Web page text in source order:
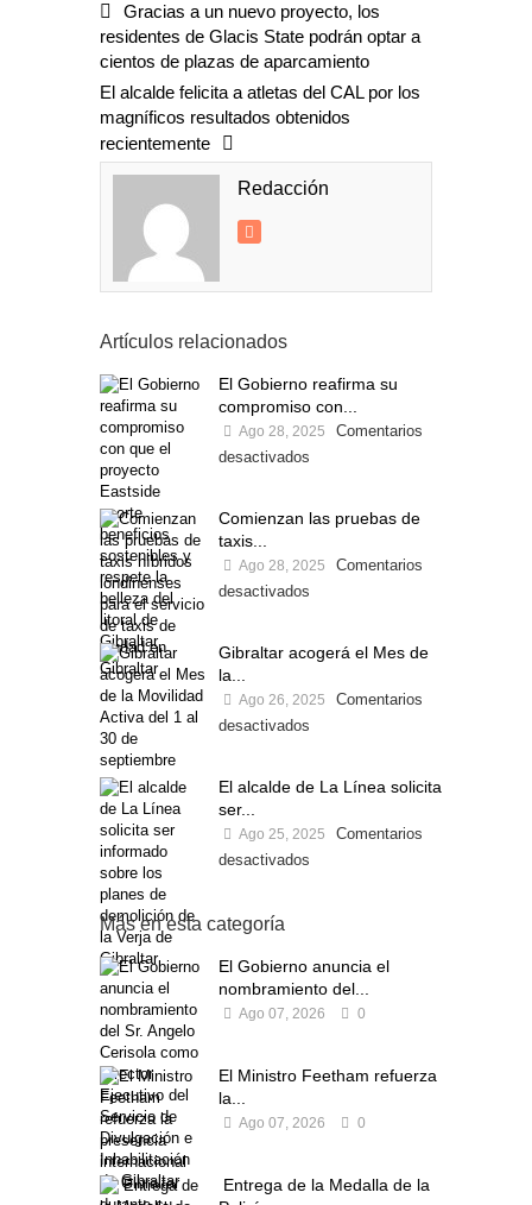
Gracias a un nuevo proyecto, los
residentes de Glacis State podrán optar a
cientos de plazas de aparcamiento
El alcalde felicita a atletas del CAL por los
magníficos resultados obtenidos
recientemente
Redacción
Artículos relacionados
El Gobierno reafirma su
compromiso con...
Ago 28, 2025
Comentarios
desactivados
Comienzan las pruebas de
taxis...
Ago 28, 2025
Comentarios
desactivados
Gibraltar acogerá el Mes de
la...
Ago 26, 2025
Comentarios
desactivados
El alcalde de La Línea solicita
ser...
Ago 25, 2025
Comentarios
desactivados
Más en esta categoría
El Gobierno anuncia el
nombramiento del...
Ago 07, 2026 0
El Ministro Feetham refuerza
la...
Ago 07, 2026 0
Entrega de la Medalla de la